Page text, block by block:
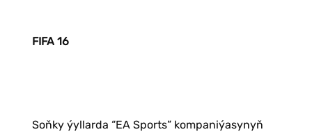
FIFA 16
Soňky ýyllarda “EA Sports” kompaniýasynyň